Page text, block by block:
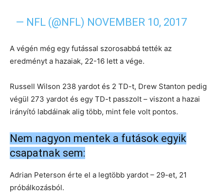
— NFL (@NFL) NOVEMBER 10, 2017
A végén még egy futással szorosabbá tették az
eredményt a hazaiak, 22-16 lett a vége.
Russell Wilson 238 yardot és 2 TD-t, Drew Stanton pedig
végül 273 yardot és egy TD-t passzolt – viszont a hazai
irányító labdáinak alig több, mint fele volt pontos.
Nem nagyon mentek a futások egyik
csapatnak sem:
Adrian Peterson érte el a legtöbb yardot – 29-et, 21
próbálkozásból.